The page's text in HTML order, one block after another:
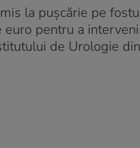
la pușcărie pe
pentru a
de Urologie